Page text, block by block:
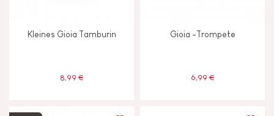
Motorik und Tastsinn
Kleines Gioia Tamburin
8,99 €
Gioia -Trompete
6,99 €